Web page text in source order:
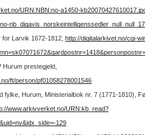
URN:NBN:no-a1450-
Larvik 1672-1812, http://digitalarkivet.no/cgi-
prestegjeld,
ft/person/pf01058278001546
fylke, Hurum, Ministerialbok nr. 7 (1771-1810),
www.arkivverket.no/URN:kb_read?
129